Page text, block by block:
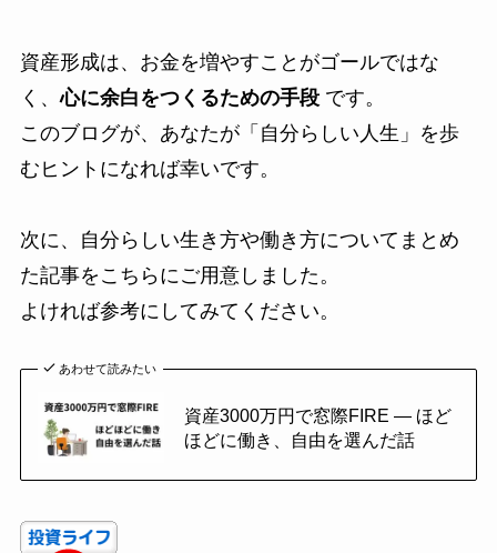
資産形成は、お金を増やすことがゴールではな
く、心に余白をつくるための手段です。
このブログが、あなたが「自分らしい人生」を歩
むヒントになれば幸いです。
次に、自分らしい生き方や働き方についてまとめ
た記事をこちらにご用意しました。
よければ参考にしてみてください。
あわせて読みたい
資産3000万円で窓際FIRE ― ほど
ほどに働き、自由を選んだ話